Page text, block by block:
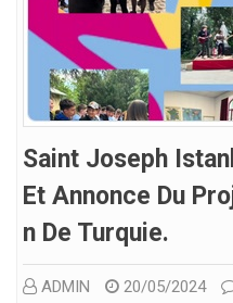
Saint Joseph
Et Annonce Du
N De Turquie.
ADMIN 20/05/2024